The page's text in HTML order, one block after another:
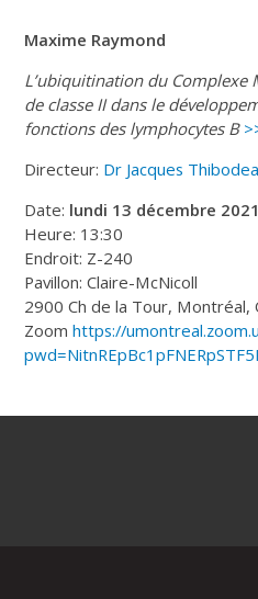
Maxime Raymond
L’ubiquitination du Complexe
de classe II dans le
fonctions des lymphocytes B
Directeur: Dr Jacques
Date: lundi 13 décembre 2021
Heure: 13:30
Endroit: Z-240
Pavillon: Claire-McNicoll
2900 Ch de la Tour, Montréal,
Zoomhttps://